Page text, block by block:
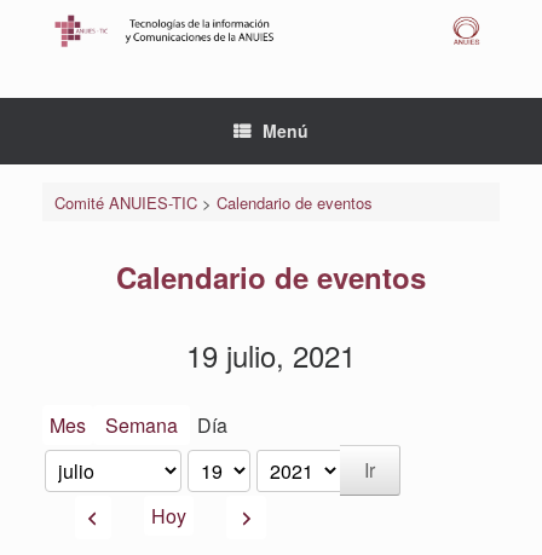
Menú
Comité ANUIES-TIC> Calendario de eventos
Calendario de eventos
19 julio, 2021
Mes Semana Día
Mes
Día
Año
AnteriorHoy Siguiente